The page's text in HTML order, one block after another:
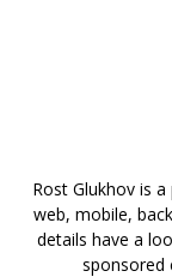
Rost Glukhov is
web, mobile,
details have a
sponsored